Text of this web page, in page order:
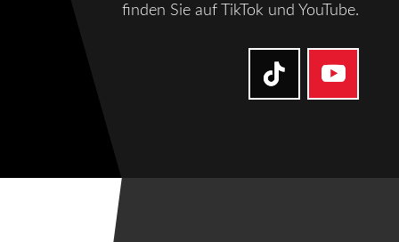
finden Sie auf TikTok und YouTube.